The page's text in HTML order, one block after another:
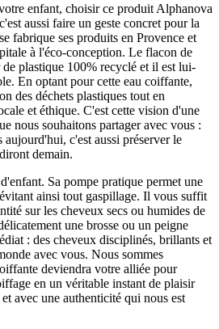
enfant, choisir ce produit Alphanova
aussi faire un geste concret pour la
fabrique ses produits en Provence et
à l'éco-conception. Le flacon de
plastique 100% recyclé et il est lui-
En optant pour cette eau coiffante,
des déchets plastiques tout en
et éthique. C'est cette vision d'une
nous souhaitons partager avec vous :
aujourd'hui, c'est aussi préserver le
demain.
Sa pompe pratique permet une
ainsi tout gaspillage. Il vous suffit
sur les cheveux secs ou humides de
une brosse ou un peigne
: des cheveux disciplinés, brillants et
avec vous. Nous sommes
deviendra votre alliée pour
en un véritable instant de plaisir
avec une authenticité qui nous est